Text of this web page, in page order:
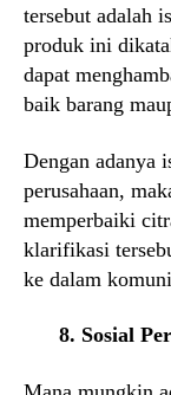
tersebut adalah
produk ini
dapat
baik barang
Dengan adanya
perusahaan,
memperbaiki
klarifikasi
ke dalam
8. Sosial